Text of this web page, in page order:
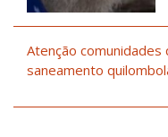
Atenção comunidades
saneamento